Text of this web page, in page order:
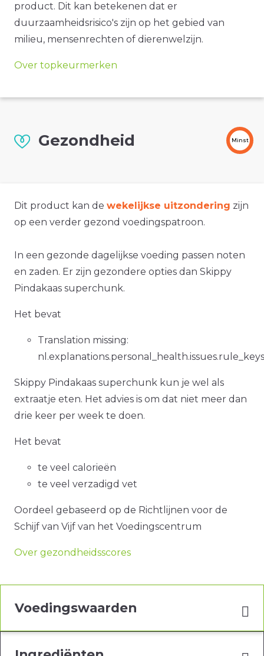
product. Dit kan betekenen dat er
duurzaamheidsrisico's zijn op het gebied van
milieu, mensenrechten of dierenwelzijn.
Over topkeurmerken
Gezondheid Minst
Dit product kan de wekelijkse uitzondering zijn
op een verder gezond voedingspatroon.
In een gezonde dagelijkse voeding passen noten
en zaden. Er zijn gezondere opties dan Skippy
Pindakaas superchunk.
Het bevat
Translation missing:
Skippy Pindakaas superchunk kun je wel als
extraatje eten. Het advies is om dat niet meer dan
drie keer per week te doen.
Het bevat
te veel calorieën
te veel verzadigd vet
Oordeel gebaseerd op de Richtlijnen voor de
Schijf van Vijf van het Voedingscentrum
Over gezondheidsscores
Voedingswaarden